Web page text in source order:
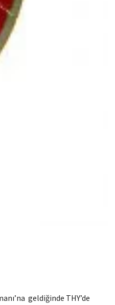
geldiğinde THY’de